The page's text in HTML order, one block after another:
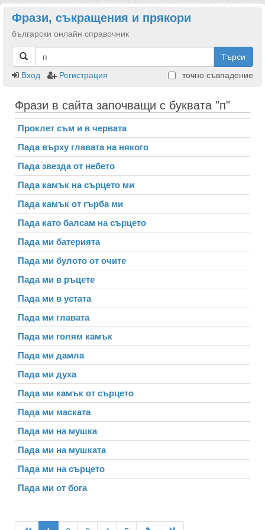
Фрази, съкращения и прякори
български онлайн справочник
Търси
Вход
Регистрация точно съвпадение
Фрази в сайта започващи с буквата "п"
Пpoклeт съм и в червата
Пада върху главата на някого
Пада звезда от небето
Пада камък на сърцето ми
Пада камък от гърба ми
Пада като балсам на сърцето
Пада ми батерията
Пада ми булото от очите
Пада ми в ръцете
Пада ми в устата
Пада ми главата
Пада ми голям камък
Пада ми дамла
Пада ми духа
Пада ми камък от сърцето
Пада ми маската
Пада ми на мушка
Пада ми на мушката
Пада ми на сърцето
Пада ми от бога